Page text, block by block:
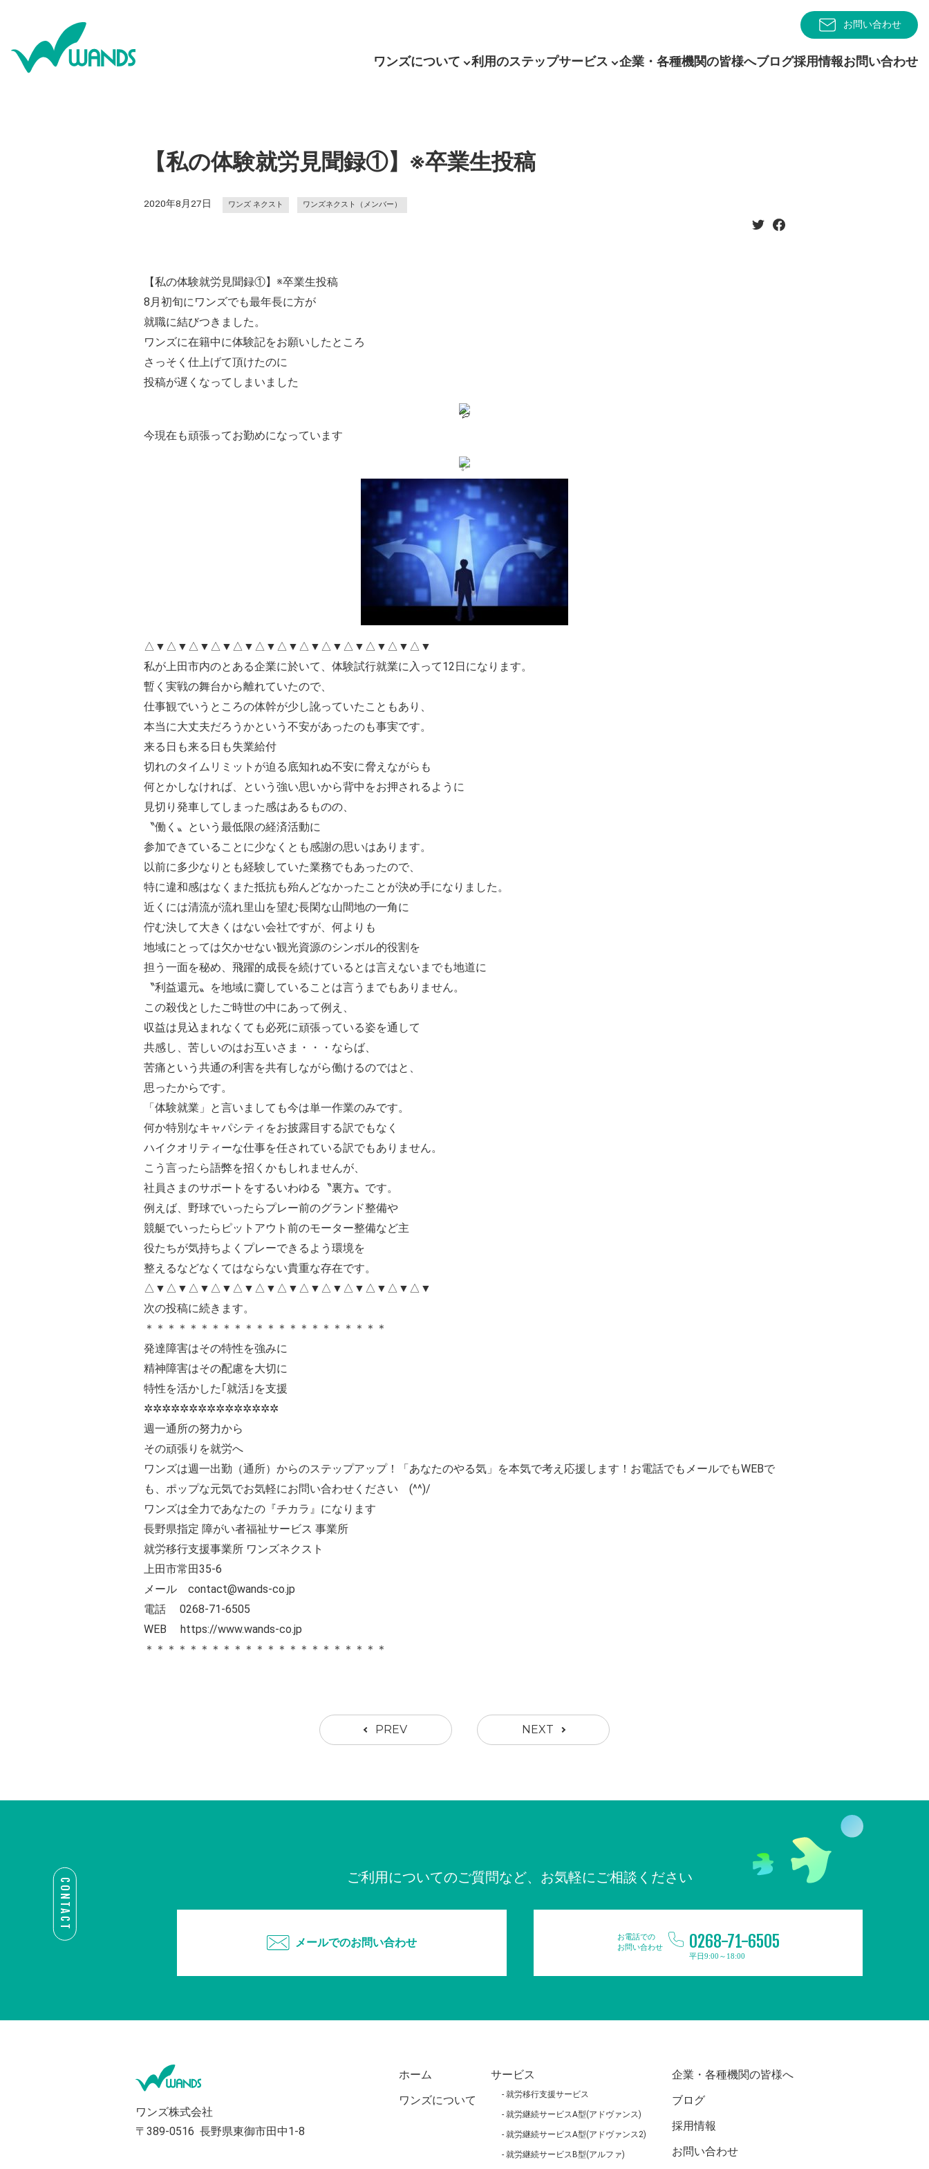
お問い合わせ
ワンズについて 利用のステップサービス 企業・各種機関の皆様へブログ採用情報お問い合わせ
【私の体験就労見聞録①】※卒業生投稿
2020年8月27日 ワンズ ネクスト ワンズネクスト（メンバー）
【私の体験就労見聞録①】※卒業生投稿
8月初旬にワンズでも最年長に方が
就職に結びつきました。
ワンズに在籍中に体験記をお願いしたところ
さっそく仕上げて頂けたのに
投稿が遅くなってしまいました
今現在も頑張ってお勤めになっています
△▼△▼△▼△▼△▼△▼△▼△▼△▼△▼△▼△▼△▼
私が上田市内のとある企業に於いて、体験試行就業に入って12日になります。
暫く実戦の舞台から離れていたので、
仕事観でいうところの体幹が少し訛っていたこともあり、
本当に大丈夫だろうかという不安があったのも事実です。
来る日も来る日も失業給付
切れのタイムリミットが迫る底知れぬ不安に脅えながらも
何とかしなければ、という強い思いから背中をお押されるように
見切り発車してしまった感はあるものの、
〝働く〟という最低限の経済活動に
参加できていることに少なくとも感謝の思いはあります。
以前に多少なりとも経験していた業務でもあったので、
特に違和感はなくまた抵抗も殆んどなかったことが決め手になりました。
近くには清流が流れ里山を望む長閑な山間地の一角に
佇む決して大きくはない会社ですが、何よりも
地域にとっては欠かせない観光資源のシンボル的役割を
担う一面を秘め、飛躍的成長を続けているとは言えないまでも地道に
〝利益還元〟を地域に齎していることは言うまでもありません。
この殺伐としたご時世の中にあって例え、
収益は見込まれなくても必死に頑張っている姿を通して
共感し、苦しいのはお互いさま・・・ならば、
苦痛という共通の利害を共有しながら働けるのではと、
思ったからです。
「体験就業」と言いましても今は単一作業のみです。
何か特別なキャパシティをお披露目する訳でもなく
ハイクオリティーな仕事を任されている訳でもありません。
こう言ったら語弊を招くかもしれませんが、
社員さまのサポートをするいわゆる〝裏方〟です。
例えば、野球でいったらプレー前のグランド整備や
競艇でいったらピットアウト前のモーター整備など主
役たちが気持ちよくプレーできるよう環境を
整えるなどなくてはならない貴重な存在です。
△▼△▼△▼△▼△▼△▼△▼△▼△▼△▼△▼△▼△▼
次の投稿に続きます。
＊＊＊＊＊＊＊＊＊＊＊＊＊＊＊＊＊＊＊＊＊＊
発達障害はその特性を強みに
精神障害はその配慮を大切に
特性を活かした｢就活｣を支援
✲✲✲✲✲✲✲✲✲✲✲✲✲✲✲
週一通所の努力から
その頑張りを就労へ
ワンズは週一出勤（通所）からのステップアップ！「あなたのやる気」を本気で考え応援します！お電話でもメールでもWEBで
も、ポップな元気でお気軽にお問い合わせください (^^)/
ワンズは全力であなたの『チカラ』になります
長野県指定 障がい者福祉サービス 事業所
就労移行支援事業所 ワンズネクスト
上田市常田35-6
メール contact@wands-co.jp
電話 0268-71-6505
WEB https://www.wands-co.jp
＊＊＊＊＊＊＊＊＊＊＊＊＊＊＊＊＊＊＊＊＊＊
PREV NEXT
CONTACT ご利用についてのご質問など、お気軽にご相談ください
メールでのお問い合わせ
お電話での
お問い合わせ
0268-71-6505
平日9:00～18:00
ワンズ株式会社
〒389-0516 長野県東御市田中1-8
ホーム
ワンズについて
サービス
就労移行支援サービス
就労継続サービスA型(アドヴァンス)
就労継続サービスA型(アドヴァンス2)
就労継続サービスB型(アルファ)
企業・各種機関の皆様へ
ブログ
採用情報
お問い合わせ